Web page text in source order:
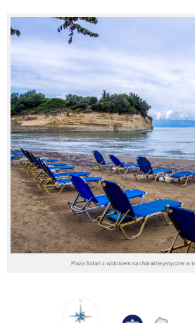
Plaża Sidari z widokiem na charakterystyczne w